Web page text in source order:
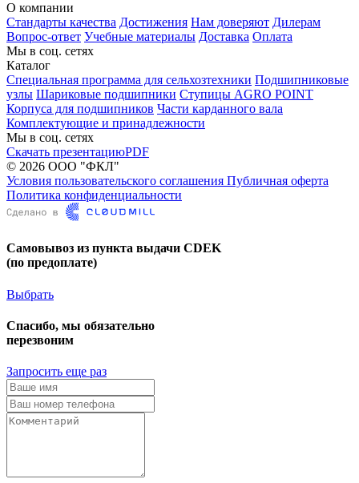
О компании
Стандарты качества Достижения Нам доверяют Дилерам
Вопрос-ответ Учебные материалы Доставка Оплата
Мы в соц. сетях
Каталог
Специальная программа для сельхозтехники Подшипниковые
узлы Шариковые подшипники Ступицы AGRO POINT
Корпуса для подшипников Части карданного вала
Комплектующие и принадлежности
Мы в соц. сетях
Скачать презентациюPDF
© 2026 ООО "ФКЛ"
Условия пользовательского соглашения Публичная оферта
Политика конфиденциальности
Самовывоз из пункта выдачи CDEK
(по предоплате)
Выбрать
Спасибо, мы обязательно
перезвоним
Запросить еще раз